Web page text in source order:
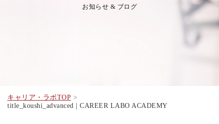
お知らせ & ブログ
キャリア・ラボTOP
title_koushi_advanced | CAREER LABO ACADEMY